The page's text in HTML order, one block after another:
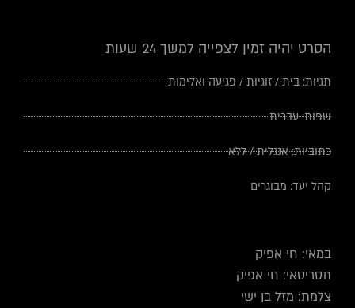
הסרט יהיה זמין לצפייה למשך 24 שעות
תגיות:בית/זוגיות/פגיעה ואלימות
שפות:עברית
כתוביות:אנגלית/ללא
קהל יעד: מבוגרים
במאי: חי אפיק
תסריטאי: חי אפיק
צלמת: מזל בן ישי